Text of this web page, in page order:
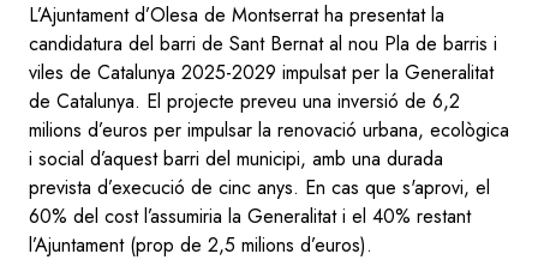
L’Ajuntament d’Olesa de Montserrat ha presentat la
candidatura del barri de Sant Bernat al nou Pla de barris i
viles de Catalunya 2025-2029 impulsat per la Generalitat
de Catalunya. El projecte preveu una inversió de 6,2
milions d’euros per impulsar la renovació urbana, ecològica
i social d’aquest barri del municipi, amb una durada
prevista d’execució de cinc anys. En cas que s'aprovi, el
60% del cost l’assumiria la Generalitat i el 40% restant
l’Ajuntament (prop de 2,5 milions d’euros).